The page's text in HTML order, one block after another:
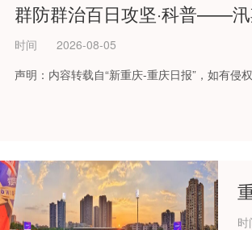
群防群治百日攻坚·科普——
时间
2026-08-05
声明：内容转载自“新重庆-重庆日报”，如有侵
时